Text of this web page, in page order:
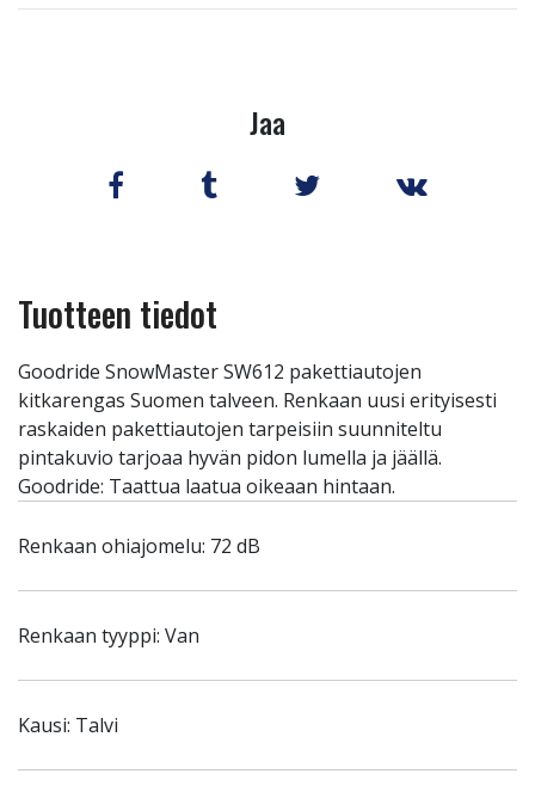
Jaa
Tuotteen tiedot
Goodride SnowMaster SW612 pakettiautojen
kitkarengas Suomen talveen. Renkaan uusi erityisesti
raskaiden pakettiautojen tarpeisiin suunniteltu
pintakuvio tarjoaa hyvän pidon lumella ja jäällä.
Goodride: Taattua laatua oikeaan hintaan.
Renkaan ohiajomelu: 72 dB
Renkaan tyyppi: Van
Kausi: Talvi